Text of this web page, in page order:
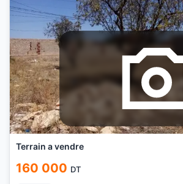
Terrain a vendre
160 000 DT